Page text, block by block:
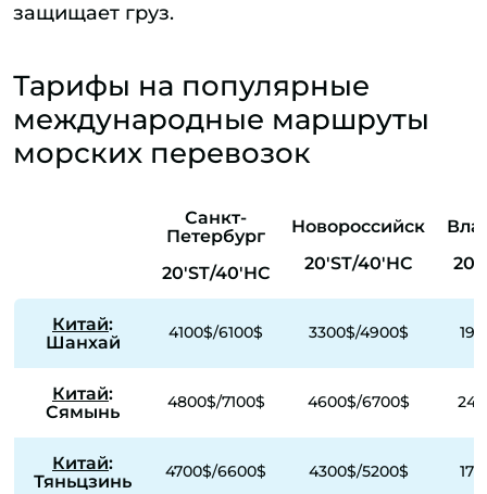
защищает груз.
Тарифы на популярные
международные маршруты
морских перевозок
Санкт-
Петербург
20'ST/40'HC
Новороссийск
20'ST/40'HC
Китай:
Шанхай
4100$/6100$ 3300$/4900$
Китай:
Сямынь
4800$/7100$ 4600$/6700$
Китай:
Тяньцзинь
4700$/6600$ 4300$/5200$